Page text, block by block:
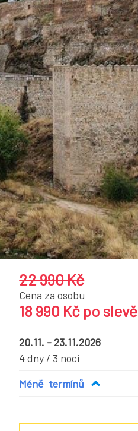
22 990 Kč
Cena za osobu
18 990 Kč po slevě
20.11. - 23.11.2026
4 dny / 3 noci
Méně termínů